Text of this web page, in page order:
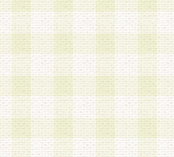
a.既に登録されている会員
録する場合
b.本サービスと同様のサー
業に従事していると思われ
場合
c.その他当社が不適切と判
2.当社は、会員登録希望者
した 場合、会員登録希望者
による承認後の場合であっ